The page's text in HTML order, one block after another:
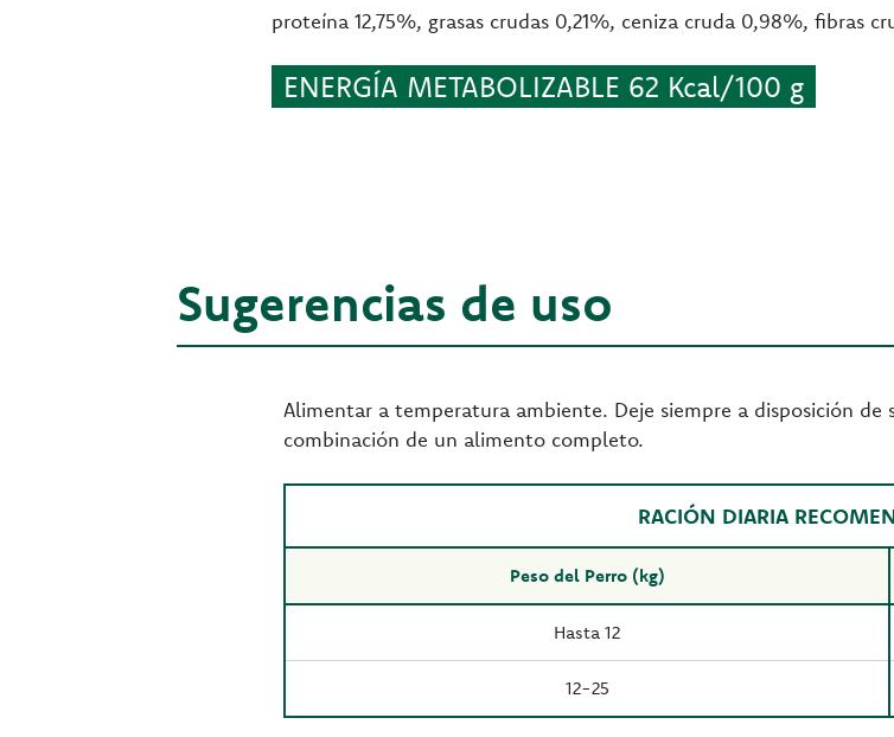
proteína 12,75%, grasas crudas 0,21%, ceniza cruda 0,98%, fibras
ENERGÍA METABOLIZABLE 62 Kcal/100 g
Sugerencias de uso
Alimentar a temperatura ambiente. Deje siempre a disposición de
combinación de un alimento completo.
RACIÓN DIARIA
Peso del Perro (kg)
Hasta 12
12-25